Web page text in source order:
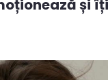
și